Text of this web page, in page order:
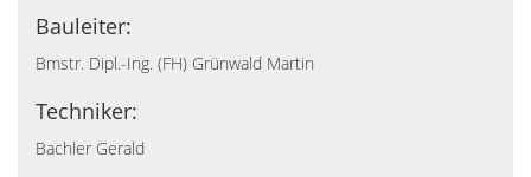
Bauleiter:
Bmstr. Dipl.-Ing. (FH) Grünwald Martin
Techniker:
Bachler Gerald